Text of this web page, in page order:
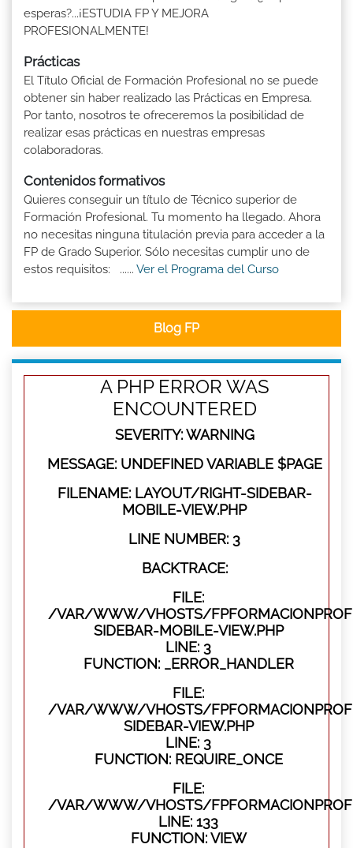
esperas?...¡ESTUDIA FP Y MEJORA
PROFESIONALMENTE!
Prácticas
El Título Oficial de Formación Profesional no se puede
obtener sin haber realizado las Prácticas en Empresa.
Por tanto, nosotros te ofreceremos la posibilidad de
realizar esas prácticas en nuestras empresas
colaboradoras.
Contenidos formativos
Quieres conseguir un título de Técnico superior de
Formación Profesional. Tu momento ha llegado. Ahora
no necesitas ninguna titulación previa para acceder a la
FP de Grado Superior. Sólo necesitas cumplir uno de
estos requisitos: ...... Ver el Programa del Curso
Blog FP
A PHP ERROR WAS
ENCOUNTERED
SEVERITY: WARNING
MESSAGE: UNDEFINED VARIABLE $PAGE
FILENAME: LAYOUT/RIGHT-SIDEBAR-
MOBILE-VIEW.PHP
LINE NUMBER: 3
BACKTRACE:
FILE:
/VAR/WWW/VHOSTS/
SIDEBAR-MOBILE-VIEW.PHP
LINE: 3
FUNCTION: _ERROR_HANDLER
FILE:
/VAR/WWW/VHOSTS/
SIDEBAR-VIEW.PHP
LINE: 3
FUNCTION: REQUIRE_ONCE
FILE:
/VAR/WWW/VHOSTS/
LINE: 133
FUNCTION: VIEW